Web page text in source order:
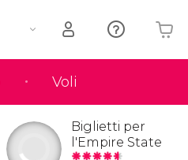
Voli
Il tuo carrello è vuoto
Biglietti per
l'Empire State